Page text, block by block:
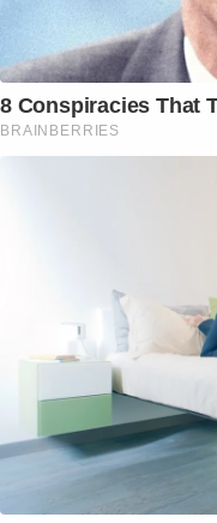
8 Conspiracies That
BRAINBERRIES